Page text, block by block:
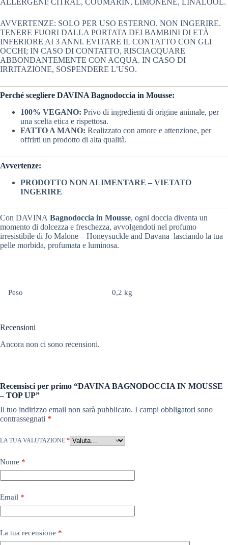
ALLERGENI: CITRAL, COUMARIN, LIMONENE, LINALOOL.
AVVERTENZE: SOLO PER USO ESTERNO. NON INGERIRE.
TENERE FUORI DALLA PORTATA DEI BAMBINI DI ETÀ
INFERIORE AI 3 ANNI. EVITARE IL CONTATTO CON GLI
OCCHI; IN CASO DI CONTATTO, RISCIACQUARE
ABBONDANTEMENTE CON ACQUA. IN CASO DI
IRRITAZIONE, SOSPENDERE L’USO.
Perché scegliere DAVINA Bagnodoccia in Mousse:
100% VEGANO: Privo di ingredienti di origine animale, per
una scelta etica e rispettosa.
FATTO A MANO: Realizzato con amore e attenzione, per
offrirti un prodotto di alta qualità.
Avvertenze:
PRODOTTO NON ALIMENTARE – VIETATO
INGERIRE
Con DAVINA Bagnodoccia in Mousse, ogni doccia diventa un
momento di dolcezza e freschezza, avvolgendoti nel profumo
irresistibile di Jo Malone – Honeysuckle and Davana lasciando la tua
pelle morbida, profumata e luminosa.
Peso 0,2 kg
Recensioni
Ancora non ci sono recensioni.
Recensisci per primo “DAVINA BAGNODOCCIA IN MOUSSE
– TOP UP”
Il tuo indirizzo email non sarà pubblicato. I campi obbligatori sono
contrassegnati *
LA TUA VALUTAZIONE *
Nome *
Email *
La tua recensione *